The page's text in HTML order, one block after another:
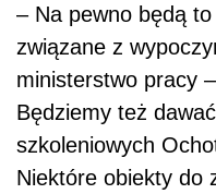
– Na pewno będą
związane z
ministerstwo pracy
Będziemy też
szkoleniowych
Niektóre obiekty do